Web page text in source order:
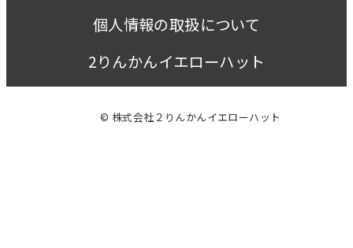
個人情報の取扱について
2りんかんイエローハット
© 株式会社２りんかんイエローハット